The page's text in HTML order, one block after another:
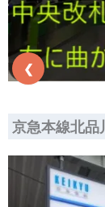
❮
京急本線北品